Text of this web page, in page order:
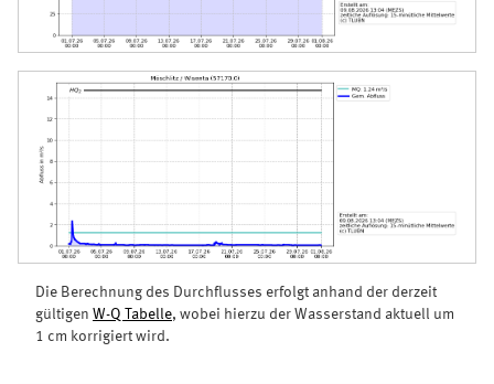
Die Berechnung des Durchflusses erfolgt anhand der derzeit
gültigen W-Q Tabelle, wobei hierzu der Wasserstand aktuell um
1 cm korrigiert wird.